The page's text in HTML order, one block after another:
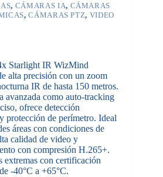
, CÁMARAS IA, CÁMARAS
,CÁMARAS PTZ, VIDEO
Starlight IR WizMind
alta precisión con un zoom
IR de hasta 150 metros.
avanzada como auto-tracking
ofrece detección
protección de perímetro. Ideal
áreas con condiciones de
calidad de video y
con compresión H.265+.
extremas con certificación
-40°C a +65°C.